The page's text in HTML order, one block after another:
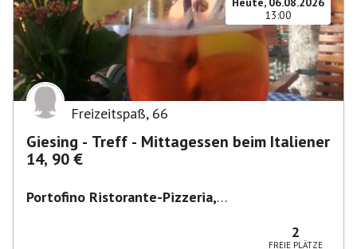
13:00
Freizeitspaß, 66
Giesing - Treff - Mittagessen beim Italiener
14, 90 €
Portofino Ristorante-Pizzeria,
2
FREIE PLÄTZE